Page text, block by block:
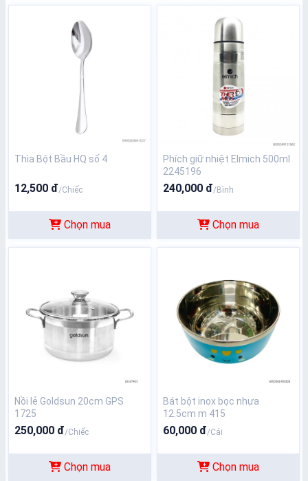
Thìa Bột Bầu HQ số 4
12,500 đ/Chiếc
Chọn mua
Phích giữ nhiệt Elmich 500ml
2245196
240,000 đ/Bình
Chọn mua
Nồi lẻ Goldsun 20cm GPS
1725
250,000 đ/Chiếc
Chọn mua
Bát bột inox bọc nhựa
12.5cm m 415
60,000 đ/Cái
Chọn mua